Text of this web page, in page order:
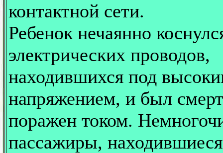
контактной сети.
Ребенок нечаянно
электрических проводов,
находившихся под
напряжением, и был
поражен током.
пассажиры,